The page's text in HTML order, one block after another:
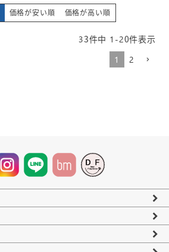
価格が安い順 価格が高い順
33件中 1 -20件表示
1
2